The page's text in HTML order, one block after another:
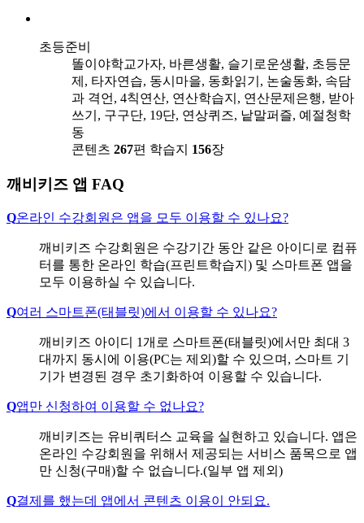
초등준비
똘이야학교가자, 바른생활, 슬기로운생활, 초등문
제, 타자연습, 동시마을, 동화읽기, 논술동화, 속담
과 격언, 4칙연산, 연산학습지, 연산문제은행, 받아
쓰기, 구구단, 19단, 연상퀴즈, 낱말퍼즐, 예절청학
동
콘텐츠 267편 학습지 156장
깨비키즈 앱 FAQ
Q온라인 수강회원은 앱을 모두 이용할 수 있나요?
깨비키즈 수강회원은 수강기간 동안 같은 아이디로 컴퓨
터를 통한 온라인 학습(프린트학습지) 및 스마트폰 앱을
모두 이용하실 수 있습니다.
Q여러 스마트폰(태블릿)에서 이용할 수 있나요?
깨비키즈 아이디 1개로 스마트폰(태블릿)에서만 최대 3
대까지 동시에 이용(PC는 제외)할 수 있으며, 스마트 기
기가 변경된 경우 초기화하여 이용할 수 있습니다.
Q앱만 신청하여 이용할 수 없나요?
깨비키즈는 유비쿼터스 교육을 실현하고 있습니다. 앱은
온라인 수강회원을 위해서 제공되는 서비스 품목으로 앱
만 신청(구매)할 수 없습니다.(일부 앱 제외)
Q결제를 했는데 앱에서 콘텐츠 이용이 안되요.